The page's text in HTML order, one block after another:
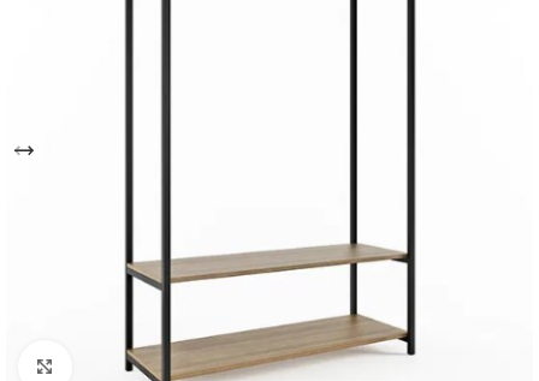
Натисніть, щоб збільшити